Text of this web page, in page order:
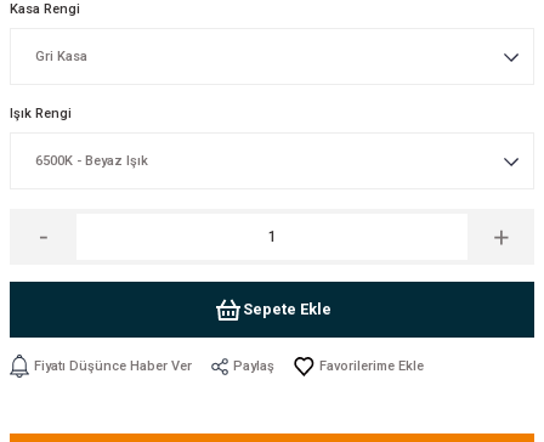
Kasa Rengi
Işık Rengi
Sepete Ekle
Fiyatı Düşünce Haber Ver Paylaş